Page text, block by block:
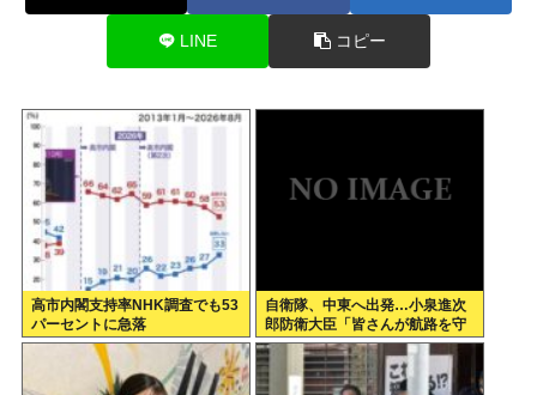
LINE コピー
高市内閣支持率NHK調査でも53
パーセントに急落
自衛隊、中東へ出発…小泉進次
郎防衛大臣「皆さんが航路を守
る」